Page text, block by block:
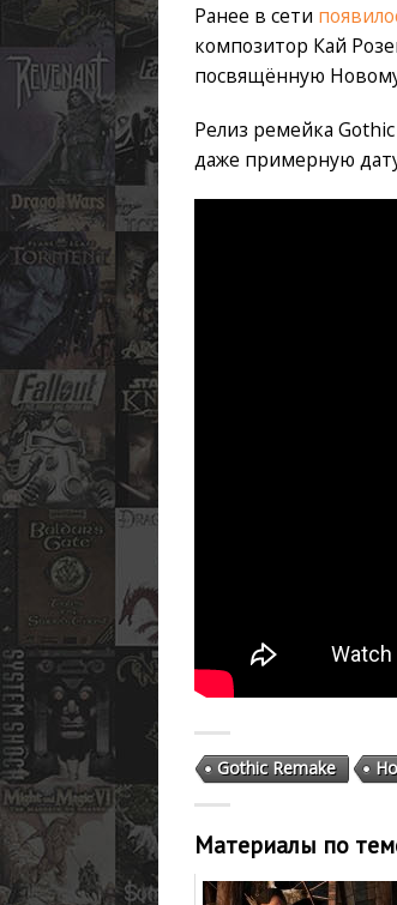
Ранее в сети
композитор Кай
посвящённую
Релиз ремейка
даже примерную
Gothic Remake
Материалы по